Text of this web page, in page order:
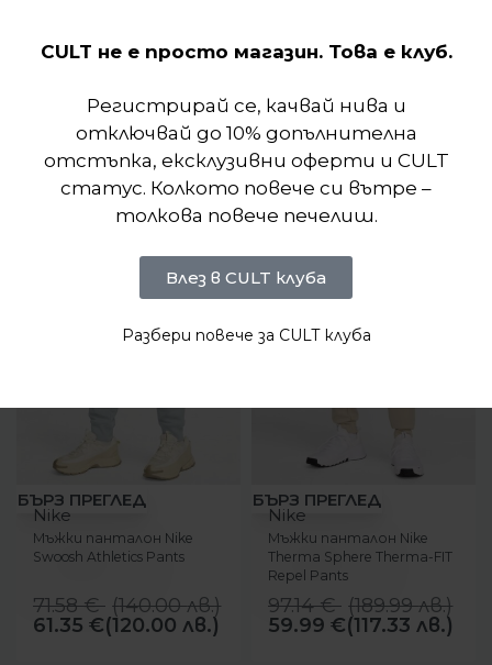
Подобни продукти
-14%
БЪРЗ ПРЕГЛЕД
Nike
Мъжки панталон Nike
Swoosh Athletics Pants
71.58€ (140.00лв.)
61.35 €(120.00 лв.)
-38%
БЪРЗ ПРЕГЛЕД
Nike
Мъжки панталон Nike
Therma Sphere Therma-FIT
Repel Pants
97.14€ (189.99лв.)
59.99 €(117.33 лв.)
CULT не е просто магазин. Това е клуб.
Регистрирай се, качвай нива и
отключвай до 10% допълнителна
отстъпка, ексклузивни оферти и CULT
статус. Колкото повече си вътре –
толкова повече печелиш.
Влез в CULT клуба
Разбери повече за CULT клуба